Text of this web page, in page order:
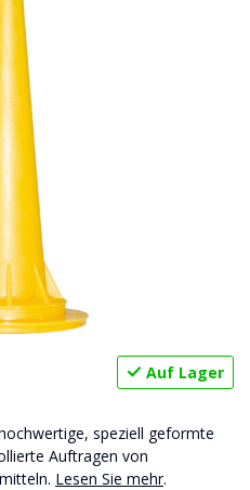
Auf Lager
speziell geformte
Auftragen von
Lesen Sie mehr.